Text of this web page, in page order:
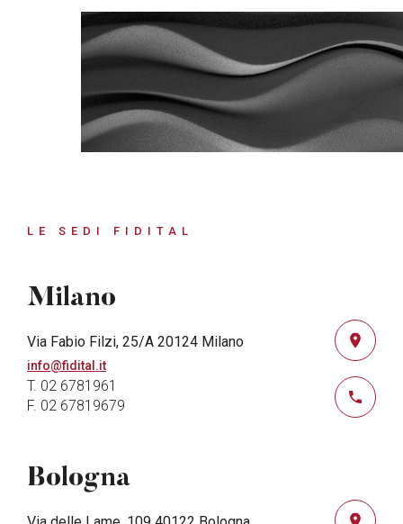
LE SEDI FIDITAL
Milano
Via Fabio Filzi, 25/A 20124 Milano
info@fidital.it
T. 02 6781961
F. 02 67819679
Bologna